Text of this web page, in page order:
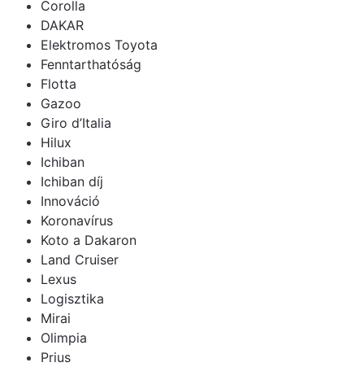
Corolla
DAKAR
Elektromos Toyota
Fenntarthatóság
Flotta
Gazoo
Giro d’Italia
Hilux
Ichiban
Ichiban díj
Innováció
Koronavírus
Koto a Dakaron
Land Cruiser
Lexus
Logisztika
Mirai
Olimpia
Prius